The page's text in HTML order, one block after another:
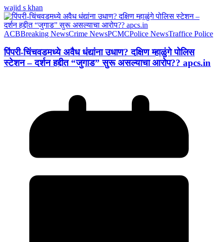
wajid s khan
ACBBreaking NewsCrime NewsPCMCPolice NewsTraffice Police
पिंपरी-चिंचवडमध्ये अवैध धंद्यांना उधाण? दक्षिण म्हाळुंगे पोलिस
स्टेशन – दर्शन हद्दीत “जुगाड” सुरू असल्याचा आरोप?? apcs.in